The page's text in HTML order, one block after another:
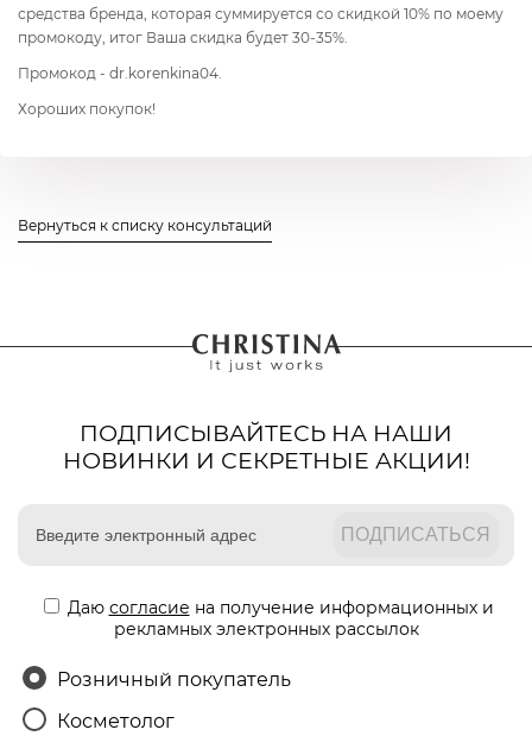
средства бренда, которая суммируется со скидкой 10% по моему
промокоду, итог Ваша скидка будет 30-35%.
Промокод - dr.korenkina04.
Хороших покупок!
Вернуться к списку консультаций
ПОДПИСЫВАЙТЕСЬ НА НАШИ
НОВИНКИ И СЕКРЕТНЫЕ АКЦИИ!
Даю согласие на получение информационных и
рекламных электронных рассылок
Розничный покупатель
Косметолог